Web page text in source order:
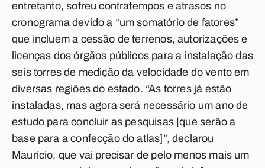
entretanto, sofreu contratempos e atrasos no
cronograma devido a “um somatório de fatores”
que incluem a cessão de terrenos, autorizações e
licenças dos órgãos públicos para a instalação das
seis torres de medição da velocidade do vento em
diversas regiões do estado. “As torres já estão
instaladas, mas agora será necessário um ano de
estudo para concluir as pesquisas [que serão a
base para a confecção do atlas]”, declarou
Maurício, que vai precisar de pelo menos mais um